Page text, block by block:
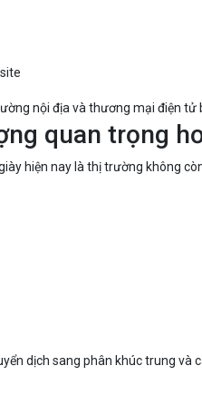
nội địa và thương mại điện tử
quan trọng
hiện nay là thị trường không
dịch sang phân khúc trung và